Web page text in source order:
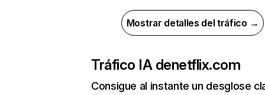
Mostrar detalles del tráfico →
Tráfico IA denetflix.com
Consigue al instante un desglose